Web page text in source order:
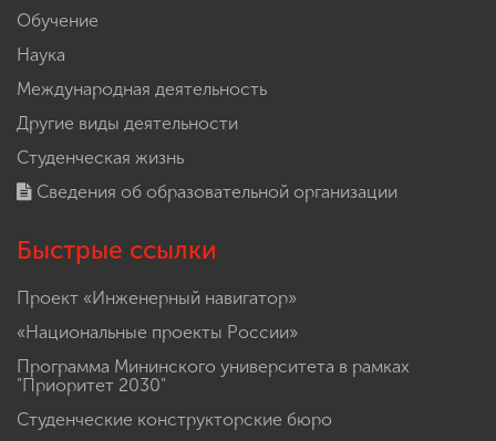
Обучение
Наука
Международная деятельность
Другие виды деятельности
Студенческая жизнь
Сведения об образовательной организации
Быстрые ссылки
Проект «Инженерный навигатор»
«Национальные проекты России»
Программа Мининского университета в рамках
"Приоритет 2030"
Студенческие конструкторские бюро